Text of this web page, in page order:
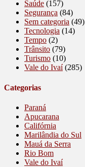
Saúde (157)
Segurança (84)
Sem categoria (49)
Tecnologia (14)
Tempo (2)
Trânsito (79)
Turismo (10)
Vale do Ivaí(285)
Categorias
Paraná
Apucarana
Califórnia
Marilândia do Sul
Mauá da Serra
Rio Bom
Vale do Ivaí